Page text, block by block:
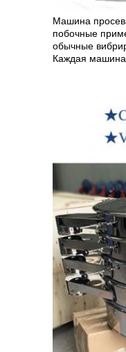
Машина
побочные
обычные
Каждая машина